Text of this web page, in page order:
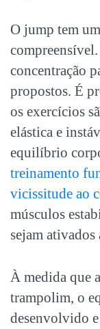
O jump tem
concentração
propostos. É
os exercícios
elástica e
equilíbrio
treinamento
vicissitude ao
músculos
sejam ativados
À medida que
trampolim, o
desenvolvido